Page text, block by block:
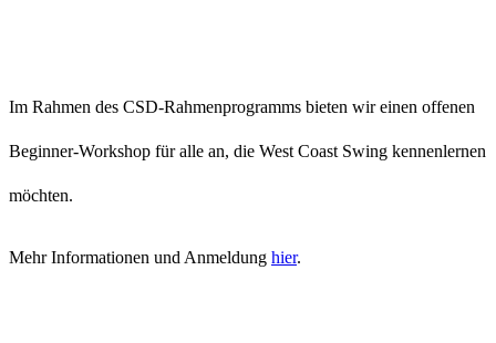
Im Rahmen des CSD-Rahmenprogramms bieten wir einen offenen
Beginner-Workshop für alle an, die West Coast Swing kennenlernen
möchten.
Mehr Informationen und Anmeldung hier.